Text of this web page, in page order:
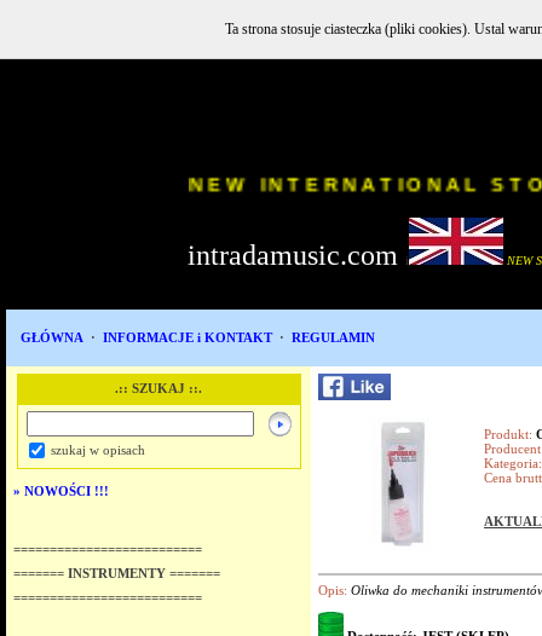
NEW
intradamusic.com i NEW
GŁÓWNA · INFORMACJE i KONTAKT · REGULAMIN
.:: SZUKAJ ::.
szukaj w opisach
» NOWOŚCI !!!
==========================
======= INSTRUMENTY =======
==========================
Produkt:
Kategoria:
Cena
Opis: Oliwka do mechaniki
Ta strona stosuje ciasteczka (pliki cookies). Ustal